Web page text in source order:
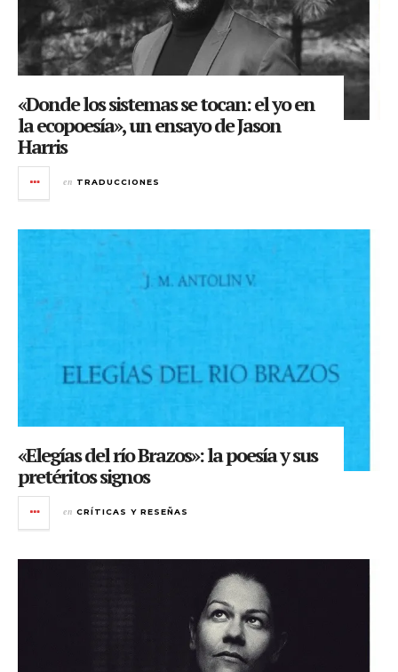
«Donde los sistemas se tocan: el yo en
la ecopoesía», un ensayo de Jason
Harris
en TRADUCCIONES
«Elegías del río Brazos»: la poesía y sus
pretéritos signos
en CRÍTICAS Y RESEÑAS